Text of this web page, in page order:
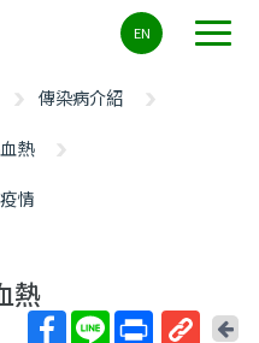
EN
傳染病介紹
熱
情
熱
回